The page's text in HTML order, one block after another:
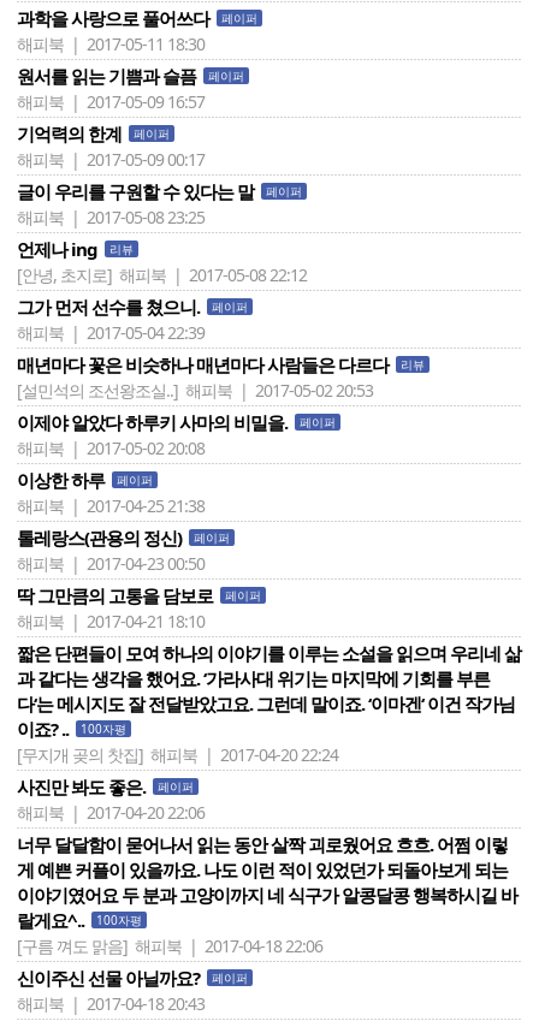
과학을 사랑으로 풀어쓰다 페이퍼
해피북 | 2017-05-11 18:30
원서를 읽는 기쁨과 슬픔 페이퍼
해피북 | 2017-05-09 16:57
기억력의 한계 페이퍼
해피북 | 2017-05-09 00:17
글이 우리를 구원할 수 있다는 말 페이퍼
해피북 | 2017-05-08 23:25
언제나 ing 리뷰
[안녕, 초지로] 해피북 | 2017-05-08 22:12
그가 먼저 선수를 쳤으니. 페이퍼
해피북 | 2017-05-04 22:39
매년마다 꽃은 비슷하나 매년마다 사람들은 다르다 리뷰
[설민석의 조선왕조실..] 해피북 | 2017-05-02 20:53
이제야 알았다 하루키 사마의 비밀을. 페이퍼
해피북 | 2017-05-02 20:08
이상한 하루 페이퍼
해피북 | 2017-04-25 21:38
톨레랑스(관용의 정신) 페이퍼
해피북 | 2017-04-23 00:50
딱 그만큼의 고통을 담보로 페이퍼
해피북 | 2017-04-21 18:10
짧은 단편들이 모여 하나의 이야기를 이루는 소설을 읽으며 우리네 삶
과 같다는 생각을 했어요. ‘가라사대 위기는 마지막에 기회를 부른
다‘는 메시지도 잘 전달받았고요. 그런데 말이죠. ‘이마겐‘ 이건 작가님
이죠? ..
100자평
[무지개 곶의 찻집] 해피북 | 2017-04-20 22:24
사진만 봐도 좋은. 페이퍼
해피북 | 2017-04-20 22:06
너무 달달함이 묻어나서 읽는 동안 살짝 괴로웠어요 흐흐. 어쩜 이렇
게 예쁜 커플이 있을까요. 나도 이런 적이 있었던가 되돌아보게 되는
이야기였어요 두 분과 고양이까지 네 식구가 알콩달콩 행복하시길 바
랄게요^..
100자평
[구름 껴도 맑음] 해피북 | 2017-04-18 22:06
신이주신 선물 아닐까요? 페이퍼
해피북 | 2017-04-18 20:43